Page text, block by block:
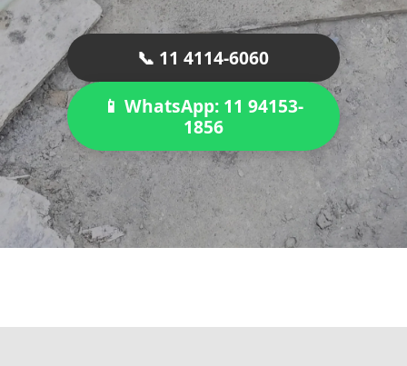
📞 11 4114-6060
📱 WhatsApp: 11 94153-
1856